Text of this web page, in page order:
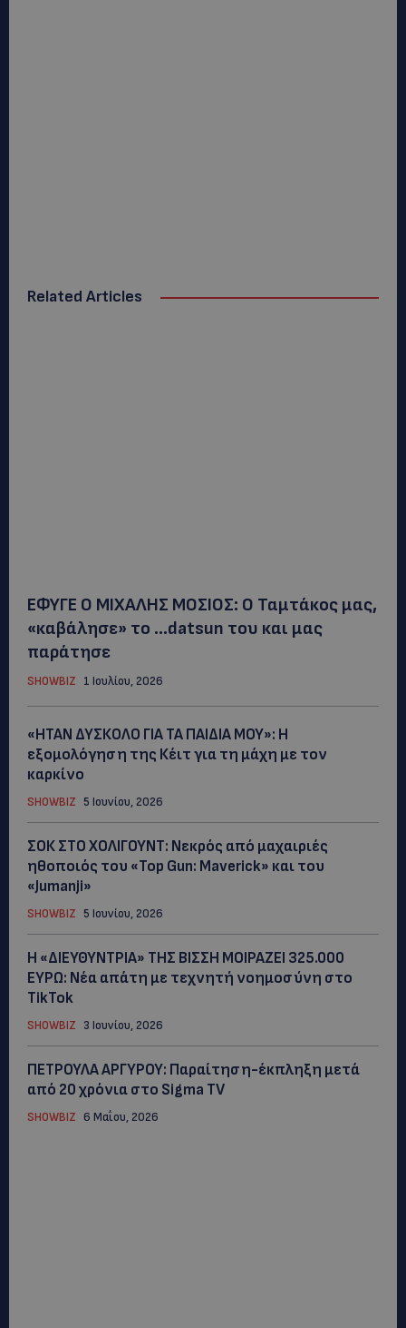
Related Articles
ΕΦΥΓΕ Ο ΜΙΧΑΛΗΣ ΜΟΣΙΟΣ: Ο Ταμτάκος μας,
«καβάλησε» το …datsun του και μας
παράτησε
SHOWBIZ 1 Ιουλίου, 2026
«ΗΤΑΝ ΔΥΣΚΟΛΟ ΓΙΑ ΤΑ ΠΑΙΔΙΑ ΜΟΥ»: Η
εξομολόγηση της Κέιτ για τη μάχη με τον
καρκίνο
SHOWBIZ 5 Ιουνίου, 2026
ΣΟΚ ΣΤΟ ΧΟΛΙΓΟΥΝΤ: Νεκρός από μαχαιριές
ηθοποιός του «Top Gun: Maverick» και του
«Jumanji»
SHOWBIZ 5 Ιουνίου, 2026
Η «ΔΙΕΥΘΥΝΤΡΙΑ» ΤΗΣ ΒΙΣΣΗ ΜΟΙΡΑΖΕΙ 325.000
ΕΥΡΩ: Νέα απάτη με τεχνητή νοημοσύνη στο
TikTok
SHOWBIZ 3 Ιουνίου, 2026
ΠΕΤΡΟΥΛΑ ΑΡΓΥΡΟΥ: Παραίτηση-έκπληξη μετά
από 20 χρόνια στο Sigma TV
SHOWBIZ 6 Μαΐου, 2026